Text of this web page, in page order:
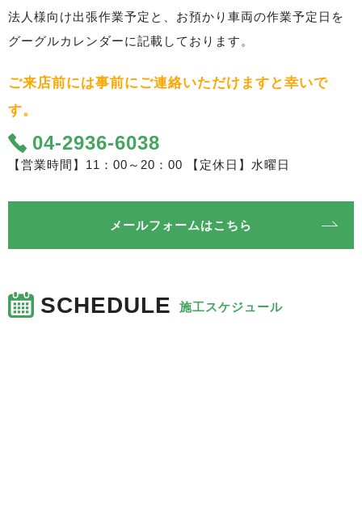
法人様向け出張作業予定と、お預かり車両の作業予定日を
グーグルカレンダーに記載しております。
ご来店前には事前にご連絡いただけますと幸いで
す。
04-2936-6038
【営業時間】11：00～20：00 【定休日】水曜日
メールフォームはこちら
SCHEDULE 施工スケジュール